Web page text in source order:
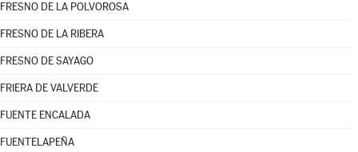
FRESNO DE LA POLVOROSA
FRESNO DE LA RIBERA
FRESNO DE SAYAGO
FRIERA DE VALVERDE
FUENTE ENCALADA
FUENTELAPEÑA